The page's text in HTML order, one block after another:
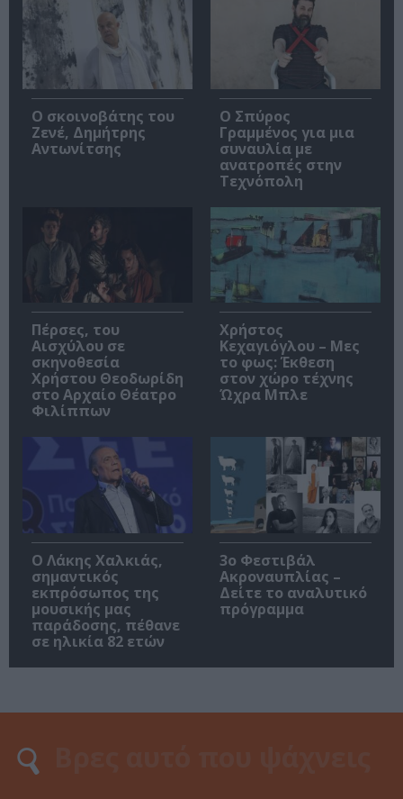
Ο σκοινοβάτης του
Ζενέ, Δημήτρης
Αντωνίτσης
Ο Σπύρος
Γραμμένος για μια
συναυλία με
ανατροπές στην
Τεχνόπολη
Πέρσες, του
Αισχύλου σε
σκηνοθεσία
Χρήστου Θεοδωρίδη
στο Αρχαίο Θέατρο
Φιλίππων
Χρήστος
Κεχαγιόγλου – Μες
το φως: Έκθεση
στον χώρο τέχνης
Ώχρα Μπλε
Ο Λάκης Χαλκιάς,
σημαντικός
εκπρόσωπος της
μουσικής μας
παράδοσης, πέθανε
σε ηλικία 82 ετών
3ο Φεστιβάλ
Ακροναυπλίας –
Δείτε το αναλυτικό
πρόγραμμα